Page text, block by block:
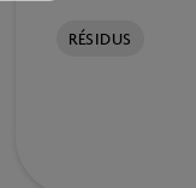
RÉSIDUS